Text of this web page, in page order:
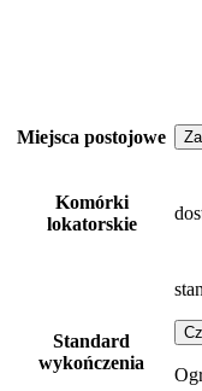
Miejsca postojowe
Komórki
lokatorskie
Standard
wykończenia